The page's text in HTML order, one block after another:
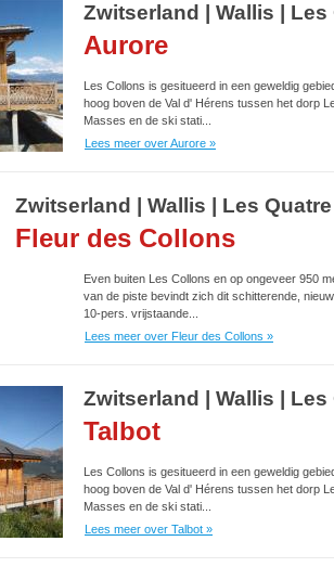
Zwitserland | Wallis | Les
Aurore
Les Collons is gesitueerd in een geweldig
hoog boven de Val d' Hérens tussen het dorp
Masses en de ski stati...
Lees meer over Aurore »
Zwitserland | Wallis | Les
Fleur des Collons
Even buiten Les Collons en op ongeveer 950
van de piste bevindt zich dit schitterende,
10-pers. vrijstaande...
Lees meer over Fleur des Collons »
Zwitserland | Wallis | Les
Talbot
Les Collons is gesitueerd in een geweldig
hoog boven de Val d' Hérens tussen het dorp
Masses en de ski stati...
Lees meer over Talbot »